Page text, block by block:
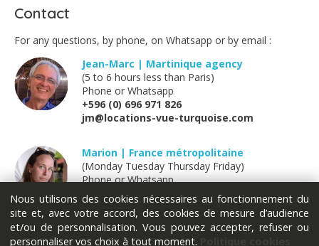
Contact
For any questions, by phone, on Whatsapp or by email :
Jean-Marc | Martinique agency
(5 to 6 hours less than Paris)
Phone or Whatsapp
+596 (0) 696 971 826
jm@locations-vue-turquoise.com
Marion | France métropolitaine
(Monday Tuesday Thursday Friday)
Phone or Whatsapp
+33 (0) 611 289 121
marion@locations-vue-turquoise.com
Nous utilisons des cookies nécessaires au fonctionnement du
site et, avec votre accord, des cookies de mesure d’audience
et/ou de personnalisation. Vous pouvez accepter, refuser ou
personnaliser vos choix à tout moment.